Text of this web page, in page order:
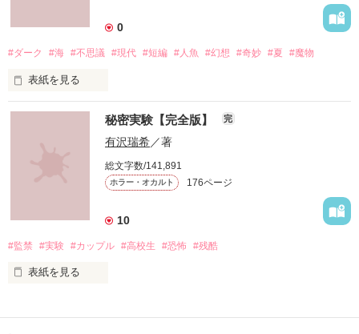
問い続け、責め合う。
そんな日々が
いつまでも続くんだろうか。
俺が求めたのは、一瞬の快楽か。
0
#ダーク #海 #不思議 #現代 #短編 #人魚 #幻想 #奇妙 #夏 #魔物
表紙を見る
僕には足があります｡
だからヒレはありません｡
沈黙の海に浮かぶ
深海のﾗﾋﾞﾘﾝｽ･ﾀﾞｰｸﾎﾗｰﾌｧﾝﾀｼﾞｰ
完結 2009 4/3
秘密実験【完全版】 完
有沢瑞希／著
総文字数/141,891
ホラー・オカルト 176ページ
10
#監禁 #実験 #カップル #高校生 #恐怖 #残酷
表紙を見る